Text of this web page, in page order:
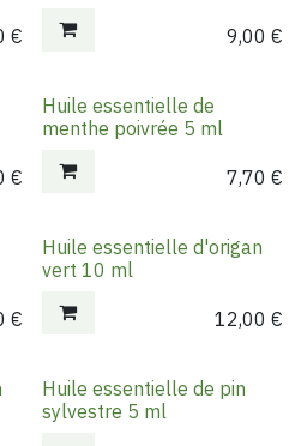
€ 9,00 €
€
Huile essentielle de
menthe poivrée 5 ml
7,70 €
€
Huile essentielle d'origan
vert 10 ml
12,00 €
Huile essentielle de pin
sylvestre 5 ml